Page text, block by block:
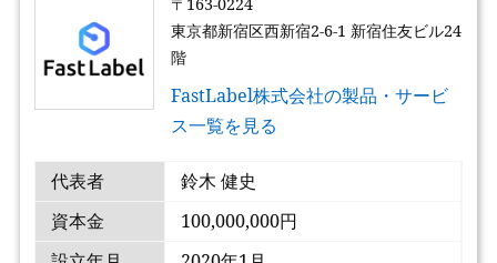
東京都新宿区西新宿2-6-1 新宿住友ビル24
階
FastLabel株式会社の製品・サービ
ス一覧を見る
代表者
鈴木 健史
資本金
100,000,000円